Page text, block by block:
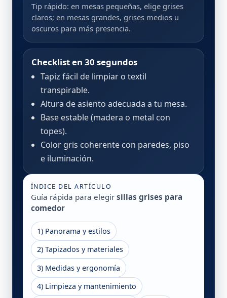
Tip rápido: en mesas pequeñas, elige grises
claros; en mesas grandes, grises medios u
oscuros para más presencia.
Checklist en 30 segundos
Tapiz fácil de limpiar o textil
transpirable.
Altura de asiento adecuada a tu mesa.
Base estable (madera o metal con
topes).
Color gris coherente con paredes, piso
e iluminación.
ÍNDICE DEL ARTÍCULO
Guía rápida para elegir sillas grises para
comedor
1) Panorama y estilos
2) Tapizados y materiales
3) Medidas y ergonomía
4) Limpieza y mantenimiento